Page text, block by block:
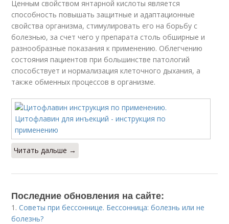
Ценным свойством янтарной кислоты является
способность повышать защитные и адаптационные
свойства организма, стимулировать его на борьбу с
болезнью, за счет чего у препарата столь обширные и
разнообразные показания к применению. Облегчению
состояния пациентов при большинстве патологий
способствует и нормализация клеточного дыхания, а
также обменных процессов в организме.
Читать дальше →
Последние обновления на сайте:
1.Советы при бессоннице. Бессонница: болезнь или не
болезнь?